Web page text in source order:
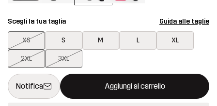
Scegli la tua taglia Guida alle taglie
XS S M L XL
2XL 3XL
Notifica Aggiungi al carrello
Questo tasto aprirà una finestra modale per confermare un
{{size}} non disponibile